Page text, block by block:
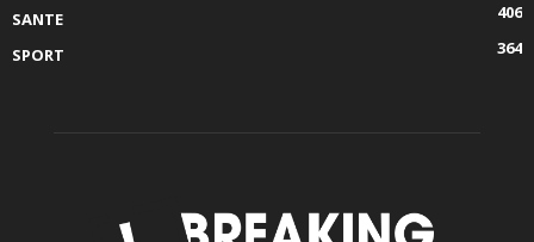
SANTE
406
SPORT
364